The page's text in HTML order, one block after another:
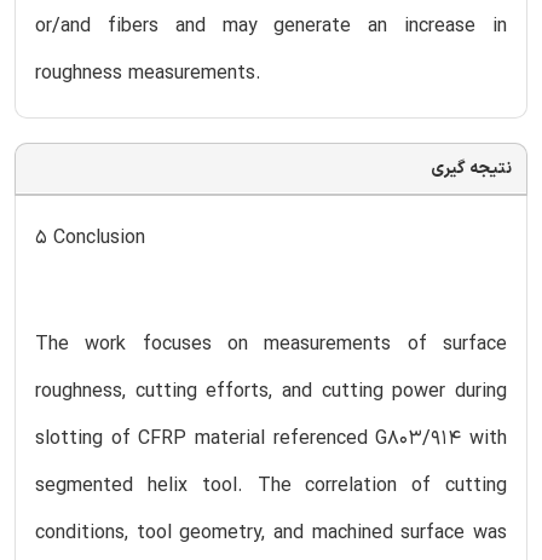
or/and fibers and may generate an increase in
roughness measurements.
نتیجه گیری
5 Conclusion
The work focuses on measurements of surface
roughness, cutting efforts, and cutting power during
slotting of CFRP material referenced G803/914 with
segmented helix tool. The correlation of cutting
conditions, tool geometry, and machined surface was